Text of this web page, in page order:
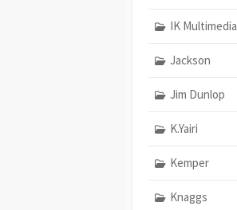
IK Multimedia
Jackson
Jim Dunlop
K.Yairi
Kemper
Knaggs